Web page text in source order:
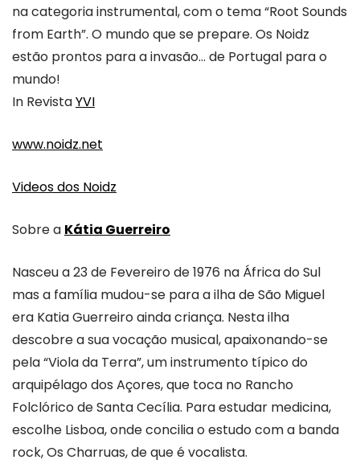
na categoria instrumental, com o tema “Root Sounds
from Earth”. O mundo que se prepare. Os Noidz
estão prontos para a invasão… de Portugal para o
mundo!
In RevistaYVI
www.noidz.net
Videos dos Noidz
Sobre a Kátia Guerreiro
Nasceu a 23 de Fevereiro de 1976 na África do Sul
mas a família mudou-se para a ilha de São Miguel
era Katia Guerreiro aindacriança. Nesta ilha
descobre a sua vocação musical, apaixonando-se
pela “Viola da Terra”, um instrumento típico do
arquipélago dos Açores, que toca no Rancho
Folclórico de Santa Cecília. Para estudar medicina,
escolhe Lisboa, onde concilia o estudo com a banda
rock, Os Charruas, de que é vocalista.